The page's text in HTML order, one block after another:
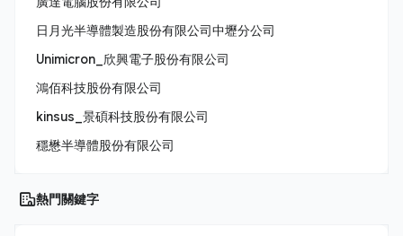
日月光半導體製造股份有限公司中壢分公司
Unimicron_欣興電子股份有限公司
鴻佰科技股份有限公司
kinsus_景碩科技股份有限公司
穩懋半導體股份有限公司
熱門關鍵字